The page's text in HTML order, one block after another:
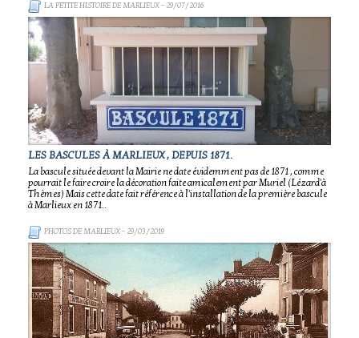
LA PETITE HISTOIRE DE MARLIEUX- 29/07/2016
LES BASCULES À MARLIEUX , DEPUIS 1871.
La bascule située devant la Mairie ne date évidemment pas de 1871 , comme
pourrait le faire croire la décoration faite amicalement par Muriel (Lézard'à
Thèmes) Mais cette date fait référence à l'installation de la première bascule
à Marlieux en 1871..
PHOTOS DE MARLIEUX- 29/03/2019